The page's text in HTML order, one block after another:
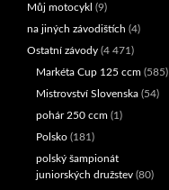
Můj motocykl (9)
na jiných závodištích (4)
Ostatní závody (4 471)
Markéta Cup 125 ccm (585)
Mistrovství Slovenska (54)
pohár 250 ccm (1)
Polsko (181)
polský šampionát
juniorských družstev (80)